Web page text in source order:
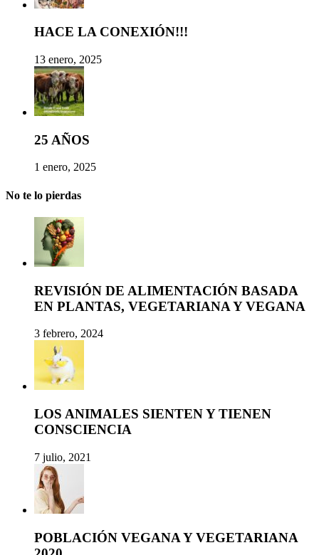
HACE LA CONEXIÓN!!!
13 enero, 2025
25 AÑOS
1 enero, 2025
No te lo pierdas
REVISIÓN DE ALIMENTACIÓN BASADA
EN PLANTAS, VEGETARIANA Y VEGANA
3 febrero, 2024
LOS ANIMALES SIENTEN Y TIENEN
CONSCIENCIA
7 julio, 2021
POBLACIÓN VEGANA Y VEGETARIANA